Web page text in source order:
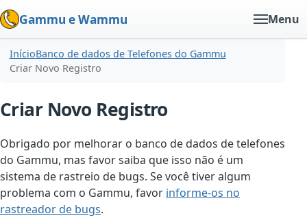
Gammu e Wammu Menu
InícioBanco de dados de Telefones do Gammu
Criar Novo Registro
Criar Novo Registro
Obrigado por melhorar o banco de dados de telefones
do Gammu, mas favor saiba que isso não é um
sistema de rastreio de bugs. Se você tiver algum
problema com o Gammu, favor informe-os no
rastreador de bugs.